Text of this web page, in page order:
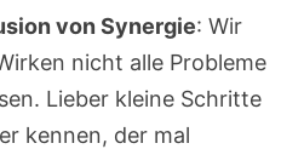
von Synergie: Wir
nicht alle Probleme
Lieber kleine Schritte
kennen, der mal